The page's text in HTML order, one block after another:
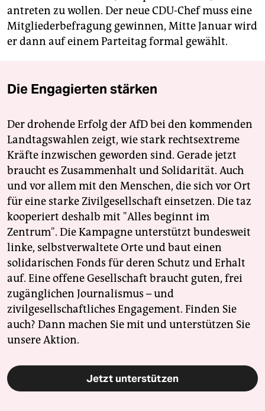
antreten zu wollen. Der neue CDU-Chef muss eine
Mitgliederbefragung gewinnen, Mitte Januar wird
er dann auf einem Parteitag formal gewählt.
Die Engagierten stärken
Der drohende Erfolg der AfD bei den kommenden
Landtagswahlen zeigt, wie stark rechtsextreme
Kräfte inzwischen geworden sind. Gerade jetzt
braucht es Zusammenhalt und Solidarität. Auch
und vor allem mit den Menschen, die sich vor Ort
für eine starke Zivilgesellschaft einsetzen. Die taz
kooperiert deshalb mit "Alles beginnt im
Zentrum". Die Kampagne unterstützt bundesweit
linke, selbstverwaltete Orte und baut einen
solidarischen Fonds für deren Schutz und Erhalt
auf. Eine offene Gesellschaft braucht guten, frei
zugänglichen Journalismus – und
zivilgesellschaftliches Engagement. Finden Sie
auch? Dann machen Sie mit und unterstützen Sie
unsere Aktion.
Jetzt unterstützen